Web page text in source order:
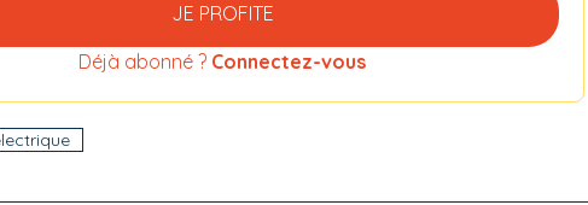
JE PROFITE
Déjà abonné ? Connectez-vous